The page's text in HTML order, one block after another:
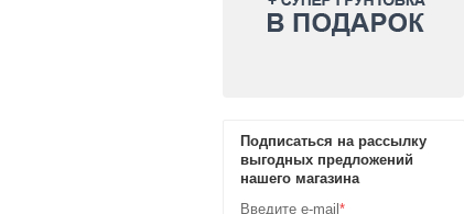
Подписаться на рассылку
выгодных предложений
нашего магазина
Введите e-mail *